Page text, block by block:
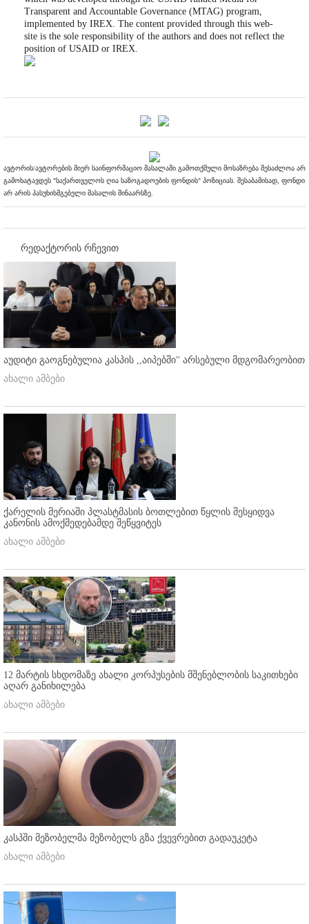
Transparent and Accountable Governance (MTAG) program,
implemented by IREX. The content provided through this web-
site is the sole responsibility of the authors and does not reflect the
position of USAID or IREX.
ავტორის/ავტორების მიერ საინფორმაციო მასალაში გამოთქმული მოსაზრება შესაძლოა არ
გამოხატავდეს "საქართველოს ღია საზოგადოების ფონდის" პოზიციას. შესაბამისად, ფონდი
არ არის პასუხისმგებელი მასალის შინაარსზე.
რედაქტორის რჩევით
აუდიტი გაოგნებულია კასპის ,,აიპებში'' არსებული მდგომარეობით
ახალი ამბები
ქარელის მერიაში პლასტმასის ბოთლებით წყლის შესყიდვა
კანონის ამოქმედებამდე შეწყვიტეს
ახალი ამბები
12 მარტის სხდომაზე ახალი კორპუსების მშენებლობის საკითხები
აღარ განიხილება
ახალი ამბები
კასპში მეზობელმა მეზობელს გზა ქვევრებით გადაუკეტა
ახალი ამბები